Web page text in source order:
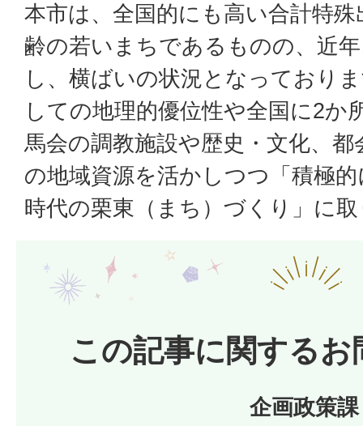
本市は、全国的にも高い合計特
齢の若いまちであるものの、近
し、横ばいの状況となっており
しての地理的優位性や全国に2か
馬会の調教施設や歴史・文化、
の地域資源を活かしつつ「積極
時代の栗東（まち）づくり」に
この記事に関するお
企画政策課